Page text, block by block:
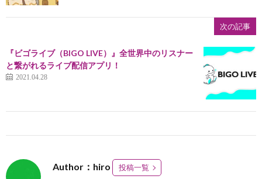
次の記事
『ビゴライブ（BIGO LIVE）』全世界中のリスナー
と繋がれるライブ配信アプリ！
2021.04.28
Author：hiro 投稿一覧